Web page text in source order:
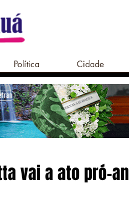
Política Cidade
vai a ato pró-